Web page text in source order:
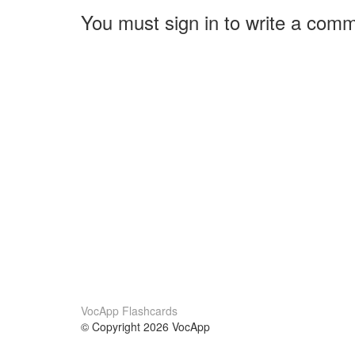
You must sign in to write a
VocApp Flashcards
© Copyright 2026 VocApp